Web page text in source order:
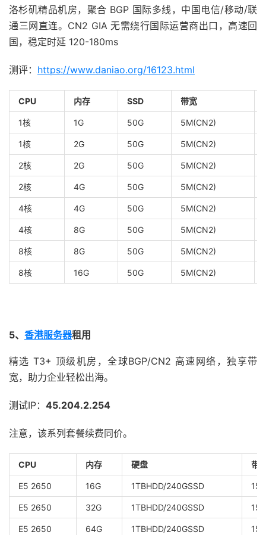
洛杉矶精品机房，聚合 BGP 国际多线，中国电信/移动/联
通三网直连。CN2 GIA 无需绕行国际运营商出口，高速回
国，稳定时延 120-180ms
测评： https://www.daniao.org/16123.html
CPU 内存 SSD 带宽
1核 1G 50G 5M(CN2)
1核 2G 50G 5M(CN2)
2核 2G 50G 5M(CN2)
2核 4G 50G 5M(CN2)
4核 4G 50G 5M(CN2)
4核 8G 50G 5M(CN2)
8核 8G 50G 5M(CN2)
8核 16G 50G 5M(CN2)
5、 香港服务器租用
精选 T3+ 顶级机房，全球BGP/CN2 高速网络，独享带
宽，助力企业轻松出海。
测试IP： 45.204.2.254
注意，该系列套餐续费同价。
CPU 内存 硬盘 带
E5 2650 16G 1TBHDD/240GSSD
E5 2650 32G 1TBHDD/240GSSD
E5 2650 64G 1TBHDD/240GSSD